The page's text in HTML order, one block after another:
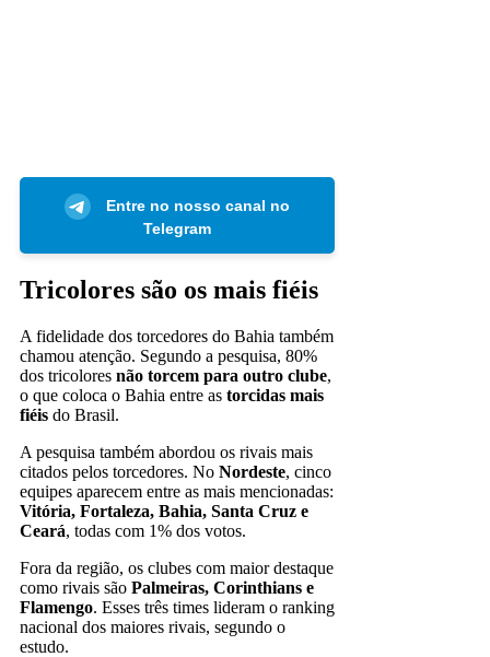
Entre no nosso canal no
Telegram
Tricolores são os mais fiéis
A fidelidade dos torcedores do Bahia também
chamou atenção. Segundo a pesquisa, 80%
dos tricolores não torcem para outro clube,
o que coloca o Bahia entre as torcidas mais
fiéis do Brasil.
A pesquisa também abordou os rivais mais
citados pelos torcedores. No Nordeste, cinco
equipes aparecem entre as mais mencionadas:
Vitória, Fortaleza, Bahia, Santa Cruz e
Ceará, todas com 1% dos votos.
Fora da região, os clubes com maior destaque
como rivais são Palmeiras, Corinthians e
Flamengo. Esses três times lideram o ranking
nacional dos maiores rivais, segundo o
estudo.